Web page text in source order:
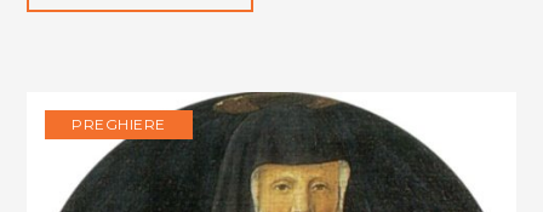
PREGHIERE